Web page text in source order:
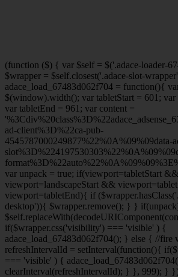
(function ($) { var $self = $('.adace-loader-
$wrapper = $self.closest('.adace-slot-
adace_load_67483d062f704 = function(){
$(window).width(); var tabletStart = 601; var
var tabletEnd = 961; var content =
ad-client%3D%22ca-pub-
4545787000249877%22%0A%09%09data-
var unpack = true; if(viewport=tabletStart &&
viewport=landscapeStart && viewport
viewport=tabletEnd){ if
desktop')){ $wrapper.remove(); } }
if($wrapper.css('visibility') === 'visible' ) {
adace_load_67483d062f704(); } else { //fire
refreshIntervalId = setInterval(function(){
=== 'visible' ) {
clearInterval(refreshIntervalId); } }, 999); }